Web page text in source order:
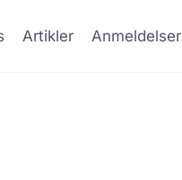
Artikler Anmeldelser